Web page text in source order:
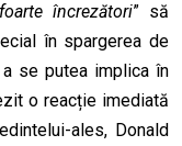
foarte încrezători” să
în spargerea de
se putea implica în
o reacție imediată
ales, Donald